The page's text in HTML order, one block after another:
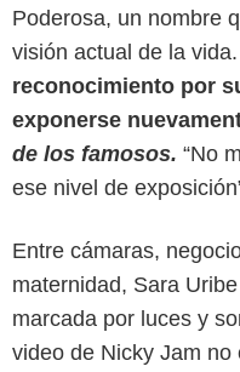
Poderosa, un nombre
visión actual de la vida.
reconocimiento por
exponerse
de los famosos. “No
ese nivel de
Entre cámaras,
maternidad, Sara
marcada por luces y
video de Nicky Jam